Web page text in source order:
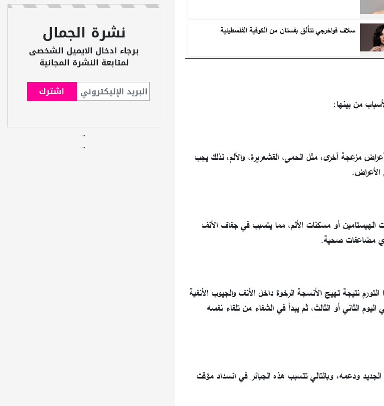
سلاف فواخرجي تتألق بفستان من الكوفية الفلسطينية
من بينها:
مزعجة أخرى، مثل الحمى، القشعريرة، والألم، لذلك يجب
أو مسكنات الألم، مما يتسبب في جفاف الأنف
بأي مضاعفات صحية.
نتيجة تهيج الأنسجة الرخوة داخل الأنف والجيوب الأنفية
الثاني أو الثالث، ثم يبدأ في الشفاء من تلقاء نفسه
ودعمه، وبالتالي تتسبب هذه الجبائر في انسداد مؤقت
نشرة الجمال
برجاء ادخال الايميل الشخصى
لمتابعة النشرة المجانية
"
"